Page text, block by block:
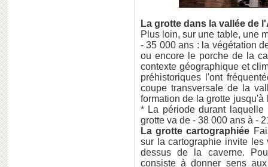
La grotte dans la vallée de
Plus loin, sur une table, une
- 35 000 ans : la végétation
ou encore le porche de la
contexte géographique et
préhistoriques l'ont
coupe transversale de la
formation de la grotte jusqu'à
* La période durant laquelle
grotte va de - 38 000 ans à -
La grotte cartographiée
sur la cartographie invite
dessus de la caverne.
consiste à donner sens